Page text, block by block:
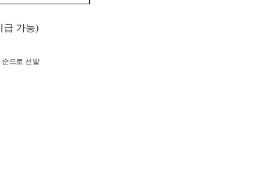
급 가능)
순으로 선발